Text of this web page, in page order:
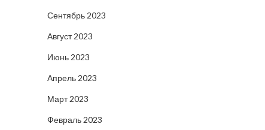
Сентябрь 2023
Август 2023
Июнь 2023
Апрель 2023
Март 2023
Февраль 2023